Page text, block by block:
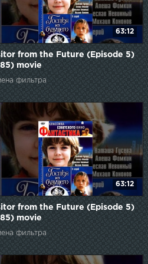
63:12
from the Future (Episode 5)
movie
фильтра
63:12
from the Future (Episode 5)
movie
фильтра